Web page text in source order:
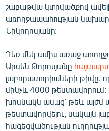
շաբաթվա կտրվածքով
առողջապահության
Նիկողոսյանը:
Դեռ մեկ ամիս առաջ
Արսեն Թորոսյանը
լաբորատորիաների թիվը,
մինչև 4000
խոսնակն ասաց՝ թեև այժմ
թեստավորվելու, սակայն
հագեցվածության